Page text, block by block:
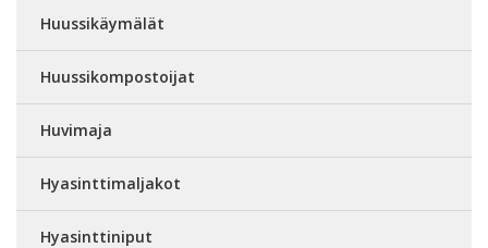
Huussikäymälät
Huussikompostoijat
Huvimaja
Hyasinttimaljakot
Hyasinttiniput